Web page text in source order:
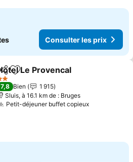
Consulter les prix
Ajouter à mes favoris
Le Provencal
Étoiles
7,8 Bien
1 915
Sluis, à 16.1 km de : Bruges
Petit-déjeuner buffet copieuxConsulter